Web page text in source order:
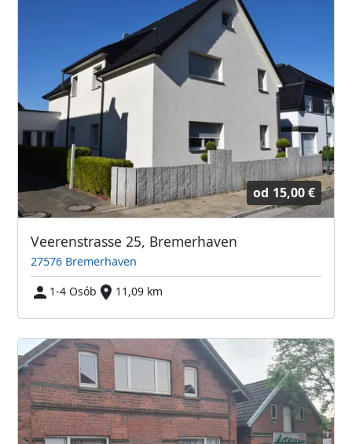
od 15,00 €
Veerenstrasse 25, Bremerhaven
27576 Bremerhaven
1-4 Osób
11,09 km